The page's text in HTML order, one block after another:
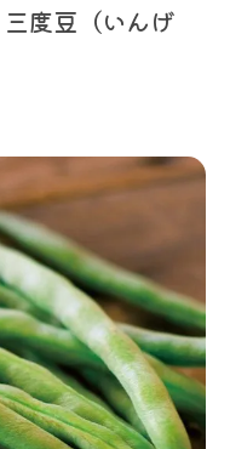
度豆（いんげ